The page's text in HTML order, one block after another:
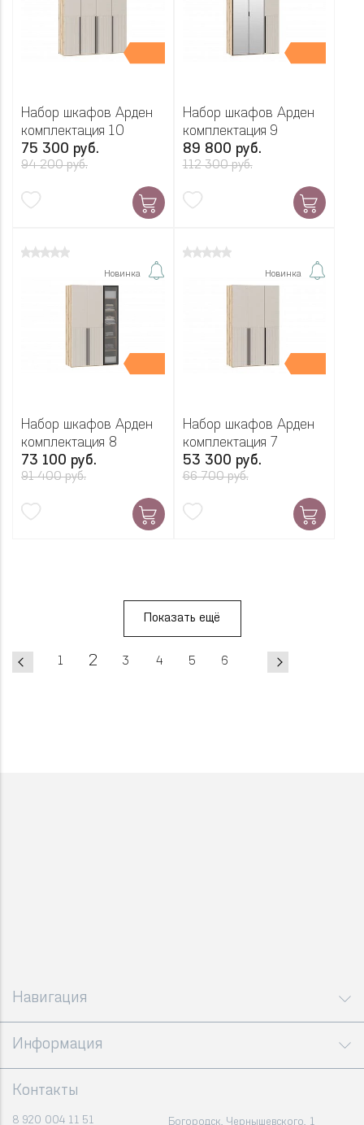
Набор шкафов Арден
комплектация 10
75 300 руб.
94 200 руб.
Набор шкафов Арден
комплектация 9
89 800 руб.
112 300 руб.
Новинка
Набор шкафов Арден
комплектация 8
73 100 руб.
91 400 руб.
Новинка
Набор шкафов Арден
комплектация 7
53 300 руб.
66 700 руб.
Показать ещё
1 2 3 4 5 6
Навигация
Информация
Контакты
8 920 004 11 51 Богородск, Чернышевского, 1